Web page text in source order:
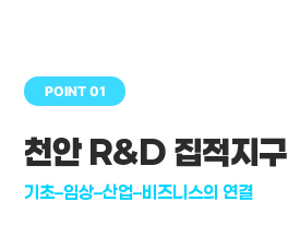
POINT 01
천안 R&D 집적지구
기초–임상–산업–비즈니스의 연결